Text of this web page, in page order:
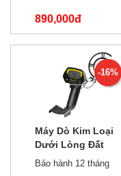
890,000đ
1,200,000đ
-16%
Máy Dò Kim Loại
Dưới Lòng Đất
MD4060
Bảo hành 12 tháng